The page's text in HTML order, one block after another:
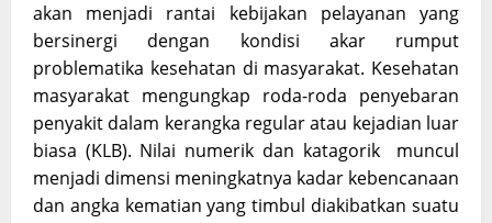
akan menjadi rantai kebijakan pelayanan yang
bersinergi dengan kondisi akar rumput
problematika kesehatan di masyarakat. Kesehatan
masyarakat mengungkap roda-roda penyebaran
penyakit dalam kerangka regular atau kejadian luar
biasa (KLB). Nilai numerik dan katagorik muncul
menjadi dimensi meningkatnya kadar kebencanaan
dan angka kematian yang timbul diakibatkan suatu